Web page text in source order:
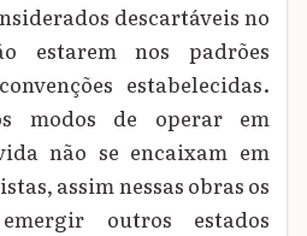
descartáveis no
estarem nos padrões
estabelecidas.
modos de operar em
não se encaixam em
assim nessas obras os
outros estados